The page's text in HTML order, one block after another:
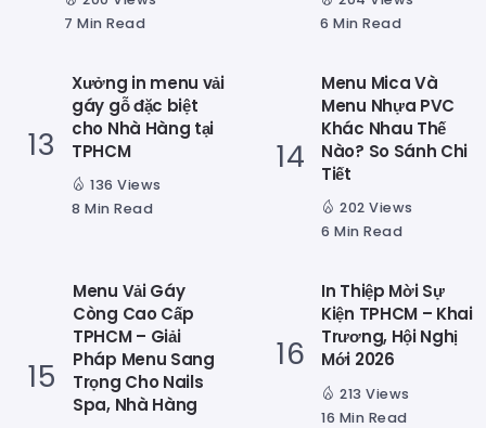
7 Min Read
6 Min Read
Xưởng in menu vải
gáy gỗ đặc biệt
cho Nhà Hàng tại
TPHCM
136 Views
8 Min Read
Menu Mica Và
Menu Nhựa PVC
Khác Nhau Thế
Nào? So Sánh Chi
Tiết
202 Views
6 Min Read
Menu Vải Gáy
Còng Cao Cấp
TPHCM – Giải
Pháp Menu Sang
Trọng Cho Nails
Spa, Nhà Hàng
In Thiệp Mời Sự
Kiện TPHCM – Khai
Trương, Hội Nghị
Mới 2026
213 Views
16 Min Read